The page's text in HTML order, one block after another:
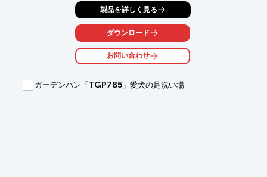
製品を詳しく見る
ダウンロード
お問い合わせ
ガーデンパン「TGP785」愛犬の足洗い場